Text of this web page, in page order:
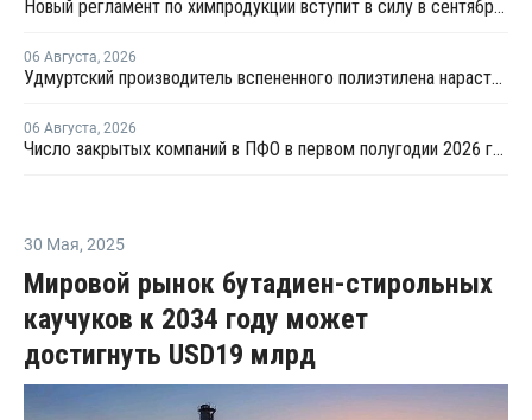
Новый регламент по химпродукции вступит в силу в сентябре 2027 года
06 Августа, 2026
Удмуртский производитель вспененного полиэтилена нарастит выпуск на 15%
06 Августа, 2026
Число закрытых компаний в ПФО в первом полугодии 2026 года вдвое превысило число новых
30 Мая, 2025
Мировой рынок бутадиен-стирольных
каучуков к 2034 году может
достигнуть USD19 млрд